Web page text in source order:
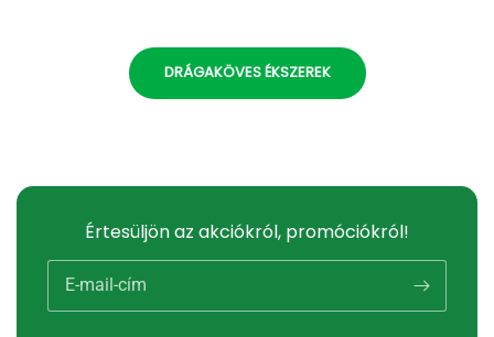
DRÁGAKÖVES ÉKSZEREK
Értesüljön az akciókról, promóciókról!
E-mail-cím